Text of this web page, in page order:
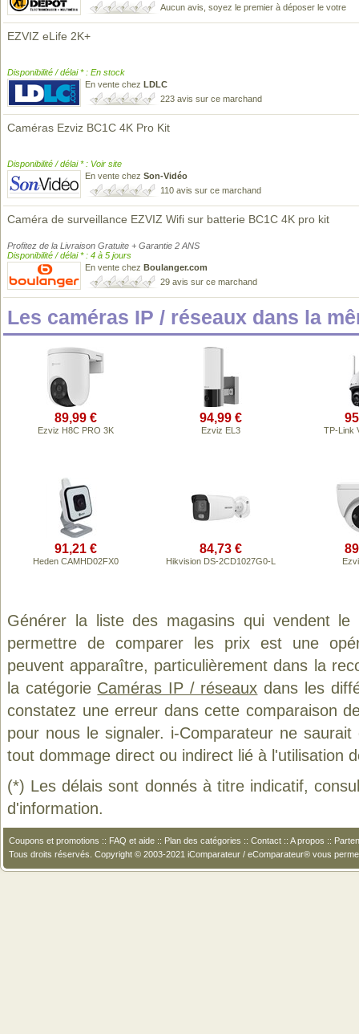
Aucun avis, soyez le premier à déposer le votre
EZVIZ eLife 2K+
Disponibilité / délai * : En stock
En vente chez LDLC
223 avis sur ce marchand
Caméras Ezviz BC1C 4K Pro Kit
Disponibilité / délai * : Voir site
En vente chez Son-Vidéo
110 avis sur ce marchand
Caméra de surveillance EZVIZ Wifi sur batterie BC1C 4K pro kit
Profitez de la Livraison Gratuite + Garantie 2 ANS
Disponibilité / délai * : 4 à 5 jours
En vente chez Boulanger.com
29 avis sur ce marchand
Les caméras IP / réseaux dans la
89,99 €
Ezviz H8C PRO 3K
94,99 €
Ezviz EL3 TP-Link
91,21 €
Heden CAMHD02FX0
84,73 €
Hikvision DS-2CD1027G0-L
Générer la liste des magasins qui vendent
permettre de comparer les prix est une
peuvent apparaître, particulièrement dans la
la catégorie Caméras IP / réseaux dans les
constatez une erreur dans cette comparaison
pour nous le signaler. i-Comparateur ne
tout dommage direct ou indirect lié à l'utilisation
(*) Les délais sont donnés à titre indicatif,
d'information.
Coupons et promotions :: FAQ et aide :: Plan des catégories :: Contact :: A propos ::
Tous droits réservés. Copyright © 2003-2021 iComparateur / eComparateur® vous